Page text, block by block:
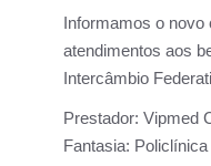
Informamos o
atendimentos aos
Intercâmbio
Prestador: Vipmed
Fantasia: